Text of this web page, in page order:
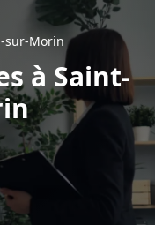
sur-Morin
à Saint-